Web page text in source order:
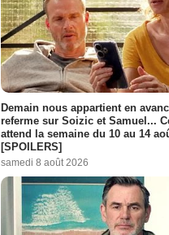
Demain nous appartient en
referme sur Soizic et Samuel...
attend la semaine du 10 au 14
[SPOILERS]
samedi 8 août 2026